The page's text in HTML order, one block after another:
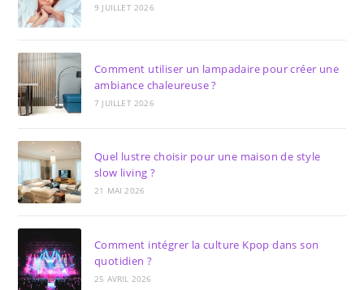
9 JUILLET 2026
Comment utiliser un lampadaire pour créer une
ambiance chaleureuse ?
7 JUILLET 2026
Quel lustre choisir pour une maison de style
slow living ?
21 MAI 2026
Comment intégrer la culture Kpop dans son
quotidien ?
25 AVRIL 2026